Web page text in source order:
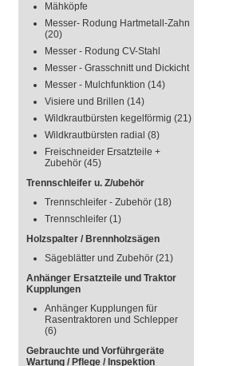
Mähköpfe
Messer- Rodung Hartmetall-Zahn
(20)
Messer - Rodung CV-Stahl
Messer - Grasschnitt und Dickicht
Messer - Mulchfunktion (14)
Visiere und Brillen (14)
Wildkrautbürsten kegelförmig (21)
Wildkrautbürsten radial (8)
Freischneider Ersatzteile +
Zubehör (45)
Trennschleifer u. Z/ubehör
Trennschleifer - Zubehör (18)
Trennschleifer (1)
Holzspalter / Brennholzsägen
Sägeblätter und Zubehör (21)
Anhänger Ersatzteile und Traktor
Kupplungen
Anhänger Kupplungen für
Rasentraktoren und Schlepper
(6)
Gebrauchte und Vorführgeräte
Wartung / Pflege / Inspektion